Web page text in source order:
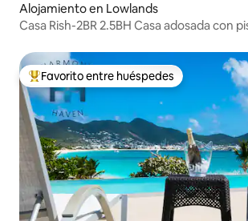
Alojamiento en Lowlands
Casa Rish-2BR 2.5BH Casa adosada con
Favorito entre huéspedes preferido
Favorito entre huéspedes